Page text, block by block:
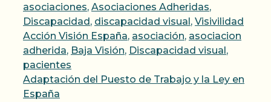
Categorías
asociaciones, Asociaciones Adheridas,
Discapacidad, discapacidad visual, Visivilidad
Acción Visión España, asociación, asociacion
adherida, Baja Visión, Discapacidad visual,
pacientes
Adaptación del Puesto de Trabajo y la Ley en
España